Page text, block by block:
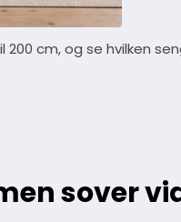
cm, og se hvilken
sover